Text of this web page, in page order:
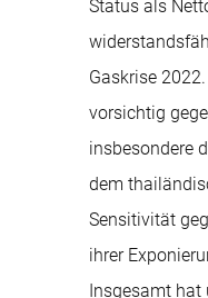
Status als
Gaskrise
vorsichtig
insbesondere
dem
Sensitivität
ihrer
Insgesamt